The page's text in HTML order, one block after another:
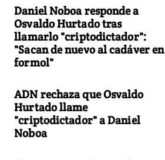
Daniel Noboa responde a
Osvaldo Hurtado tras
llamarlo "criptodictador":
"Sacan de nuevo al cadáver en
formol"
ADN rechaza que Osvaldo
Hurtado llame
"criptodictador" a Daniel
Noboa